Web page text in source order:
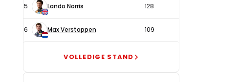
5 Lando Norris 128
6 Max Verstappen 109
VOLLEDIGE STAND